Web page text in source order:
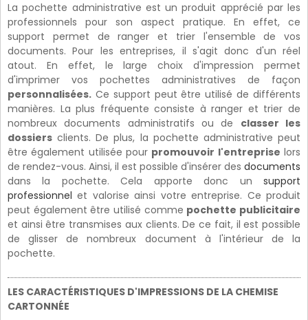
La pochette administrative est un produit apprécié par les
professionnels pour son aspect pratique. En effet, ce
support permet de ranger et trier l'ensemble de vos
documents. Pour les entreprises, il s'agit donc d'un réel
atout. En effet, le large choix d'impression permet
d'imprimer vos pochettes administratives de façon
personnalisées. Ce support peut être utilisé de différents
manières. La plus fréquente consiste à ranger et trier de
nombreux documents administratifs ou de classer les
dossiers clients. De plus, la pochette administrative peut
être également utilisée pour promouvoir l'entreprise lors
de rendez-vous. Ainsi, il est possible d'insérer des documents
dans la pochette. Cela apporte donc un support
professionnel et valorise ainsi votre entreprise. Ce produit
peut également être utilisé comme pochette publicitaire
et ainsi être transmises aux clients. De ce fait, il est possible
de glisser de nombreux document à l'intérieur de la
pochette.
LES CARACTÉRISTIQUES D'IMPRESSIONS DE LA CHEMISE
CARTONNÉE